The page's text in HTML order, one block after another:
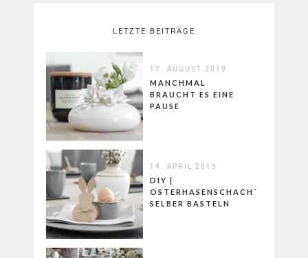
LETZTE BEITRÄGE
17. AUGUST 2019
MANCHMAL
BRAUCHT ES EINE
PAUSE
14. APRIL 2019
DIY |
OSTERHASENSCHACHTELN
SELBER BASTELN